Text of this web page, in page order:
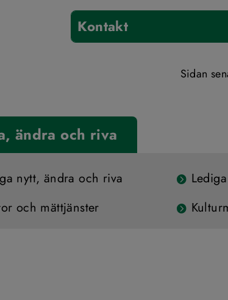
Kontakt
Sidan
ändra och riva
nytt, ändra och riva
och mättjänster